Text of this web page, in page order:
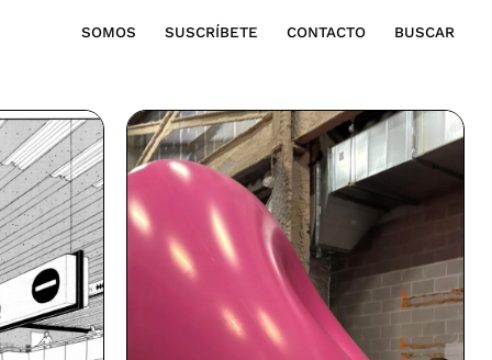
SOMOS SUSCRÍBETE CONTACTO BUSCAR